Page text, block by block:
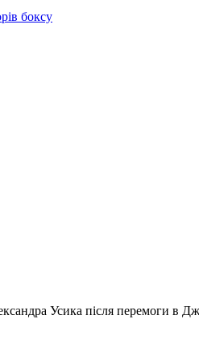
боксу
Усика після перемоги в